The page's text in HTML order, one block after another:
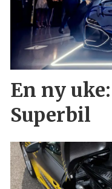
En ny
Superbil